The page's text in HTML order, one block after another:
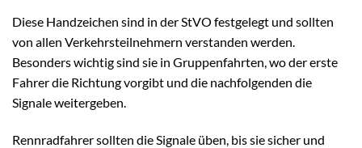
Diese Handzeichen sind in der StVO festgelegt und sollten
von allen Verkehrsteilnehmern verstanden werden.
Besonders wichtig sind sie in Gruppenfahrten, wo der erste
Fahrer die Richtung vorgibt und die nachfolgenden die
Signale weitergeben.
Rennradfahrer sollten die Signale üben, bis sie sicher und